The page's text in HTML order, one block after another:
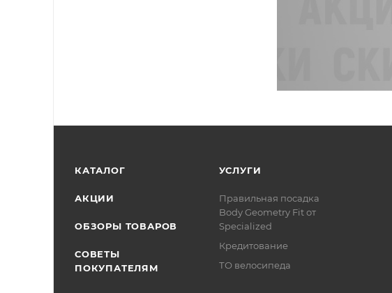
КАТАЛОГ
АКЦИИ
ОБЗОРЫ ТОВАРОВ
СОВЕТЫ
ПОКУПАТЕЛЯМ
УСЛУГИ
Правильная посадка
Body Geometry Fit от
Specialized
Кредитование
ТО велосипеда